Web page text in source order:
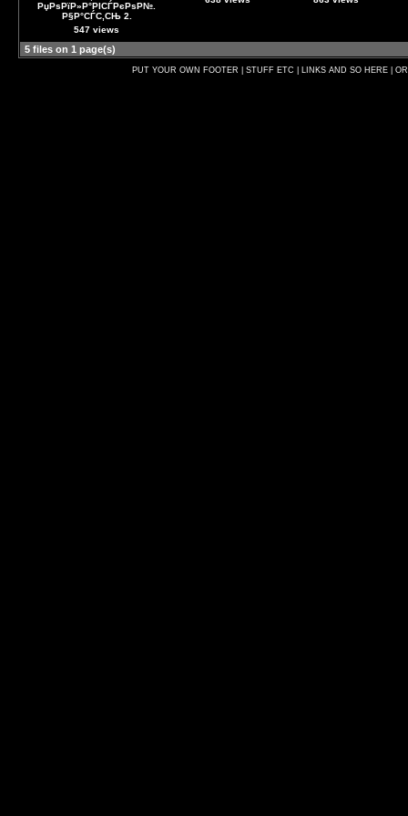
РџРѕРїР»Р°РІСЃРєРѕР№.
Р§Р°СЃС‚СЊ 2.
547 views
5 files on 1 page(s)
PUT YOUR OWN FOOTER | STUFF ETC | LINKS AND SO HERE |